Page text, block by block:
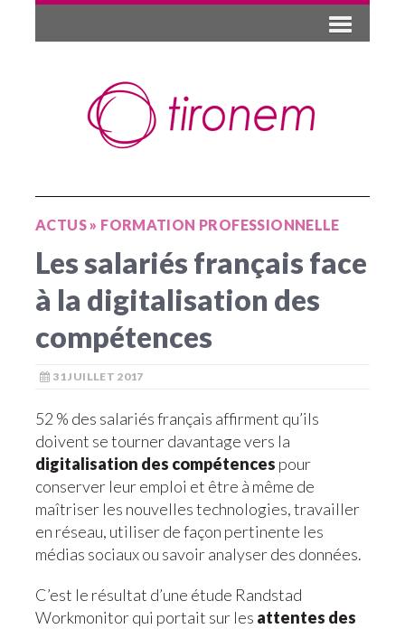
ACTUS» FORMATION PROFESSIONNELLE
Les salariés français face
à la digitalisation des
compétences
31 JUILLET 2017
52 % des salariés français affirment qu’ils
doivent se tourner davantage vers la
digitalisation des compétences pour
conserver leur emploi et être à même de
maîtriser les nouvelles technologies, travailler
en réseau, utiliser de façon pertinente les
médias sociaux ou savoir analyser des données.
C’est le résultat d’une étude Randstad
Workmonitor qui portait sur les attentes des